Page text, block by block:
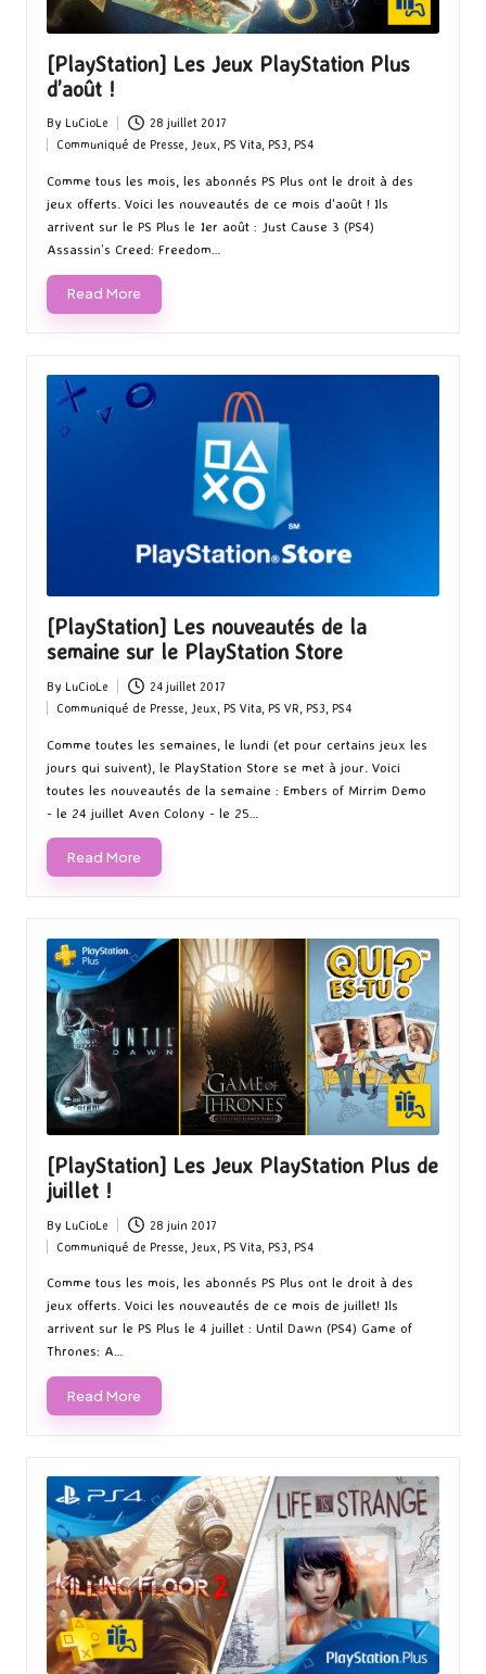
[PlayStation] Les Jeux PlayStation Plus
d’août !
Posted
by
By LuCioLe 28 juillet 2017
in
Communiqué de Presse, Jeux,PS Vita,PS3,PS4
Comme tous les mois, les abonnés PS Plus ont le droit à des
jeux offerts. Voici les nouveautés de ce mois d'août ! Ils
arrivent sur le PS Plus le 1er août : Just Cause 3 (PS4)
Assassin’s Creed: Freedom…
Read More
[PlayStation] Les nouveautés de la
semaine sur le PlayStation Store
Posted
by
By LuCioLe 24 juillet 2017
Posted
Communiqué de Presse, Jeux,PS Vita,PS VR,PS3,PS4
Comme toutes les semaines, le lundi (et pour certains jeux les
jours qui suivent), le PlayStation Store se met à jour. Voici
toutes les nouveautés de la semaine : Embers of Mirrim Demo
- le 24 juillet Aven Colony - le 25…
Read More
[PlayStation] Les Jeux PlayStation Plus de
juillet !
Posted
by
By LuCioLe 28 juin 2017
Posted
in
Communiqué de Presse Jeux PS Vita PS3 PS4
Comme tous les mois, les abonnés PS Plus ont le droit à des
jeux offerts. Voici les nouveautés de ce mois de juillet! Ils
arrivent sur le PS Plus le 4 juillet : Until Dawn (PS4) Game of
Thrones: A…
Read More